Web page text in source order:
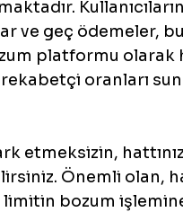
ve geç ödemeler,
platformu olarak
oranları
etmeksizin,
Önemli olan,
limitin bozum